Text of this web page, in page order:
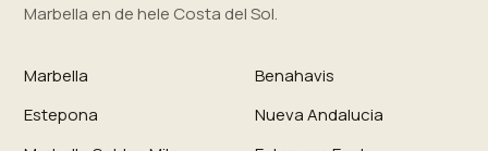
Marbella en de hele Costa del Sol.
Marbella
Benahavis
Estepona
Nueva Andalucia